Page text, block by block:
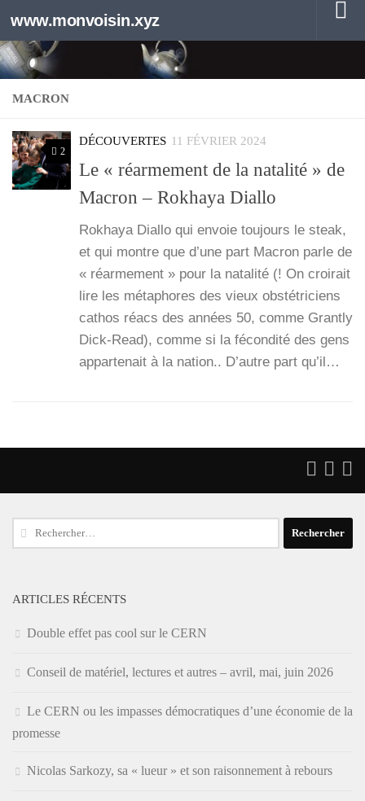
Au dessous du contenu
www.monvoisin.xyz
MACRON
2
DÉCOUVERTES 11 FÉVRIER 2024
Le « réarmement de la natalité » de
Macron – Rokhaya Diallo
Rokhaya Dial­lo qui envoie tou­jours le steak,
et qui montre que d’une part Macron parle de
« réar­me­ment » pour la nata­li­té (! On croi­rait
lire les méta­phores des vieux obs­té­tri­ciens
cathos réacs des années 50, comme Grant­ly
Dick-Read), comme si la fécon­di­té des gens
appar­te­nait à la nation.. D’autre part qu’il…
Rechercher :
ARTICLES RÉCENTS
Double effet pas cool sur le CERN
Conseil de matériel, lectures et autres – avril, mai, juin 2026
Le CERN ou les impasses démocratiques d’une économie de la
promesse
Nicolas Sarkozy, sa « lueur » et son raisonnement à rebours